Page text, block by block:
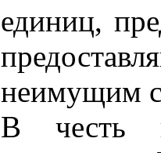
единиц,
неимущим
В честь